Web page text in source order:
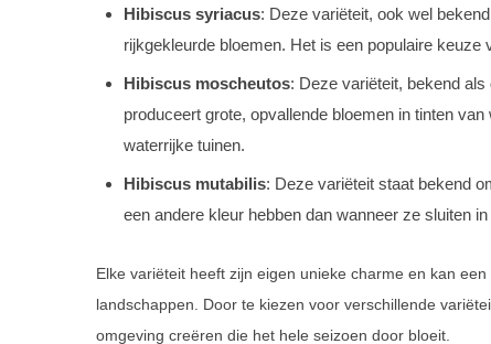
Hibiscus syriacus: Deze variëteit, ook wel
rijkgekleurde bloemen. Het is een populaire keuze
Hibiscus moscheutos: Deze variëteit, bekend
produceert grote, opvallende bloemen in tinten
waterrijke tuinen.
Hibiscus mutabilis: Deze variëteit staat bekend
een andere kleur hebben dan wanneer ze sluiten
Elke variëteit heeft zijn eigen unieke charme en kan
landschappen. Door te kiezen voor verschillende
omgeving creëren die het hele seizoen door bloeit.